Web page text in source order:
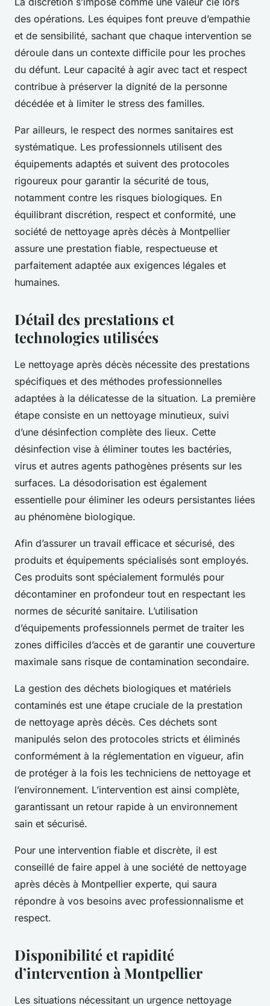
des opérations. Les équipes font preuve d’empathie
et de sensibilité, sachant que chaque intervention se
déroule dans un contexte difficile pour les proches
du défunt. Leur capacité à agir avec tact et respect
contribue à préserver la dignité de la personne
décédée et à limiter le stress des familles.
Par ailleurs, le respect des normes sanitaires est
systématique. Les professionnels utilisent des
équipements adaptés et suivent des protocoles
rigoureux pour garantir la sécurité de tous,
notamment contre les risques biologiques. En
équilibrant discrétion, respect et conformité, une
société de nettoyage après décès à Montpellier
assure une prestation fiable, respectueuse et
parfaitement adaptée aux exigences légales et
humaines.
Détail des prestations et
technologies utilisées
Le nettoyage après décès nécessite des prestations
spécifiques et des méthodes professionnelles
adaptées à la délicatesse de la situation. La première
étape consiste en un nettoyage minutieux, suivi
d’une désinfection complète des lieux. Cette
désinfection vise à éliminer toutes les bactéries,
virus et autres agents pathogènes présents sur les
surfaces. La désodorisation est également
essentielle pour éliminer les odeurs persistantes liées
au phénomène biologique.
Afin d’assurer un travail efficace et sécurisé, des
produits et équipements spécialisés sont employés.
Ces produits sont spécialement formulés pour
décontaminer en profondeur tout en respectant les
normes de sécurité sanitaire. L’utilisation
d’équipements professionnels permet de traiter les
zones difficiles d’accès et de garantir une couverture
maximale sans risque de contamination secondaire.
La gestion des déchets biologiques et matériels
contaminés est une étape cruciale de la prestation
de nettoyage après décès. Ces déchets sont
manipulés selon des protocoles stricts et éliminés
conformément à la réglementation en vigueur, afin
de protéger à la fois les techniciens de nettoyage et
l’environnement. L’intervention est ainsi complète,
garantissant un retour rapide à un environnement
sain et sécurisé.
Pour une intervention fiable et discrète, il est
conseillé de faire appel à une société de nettoyage
après décès à Montpellier experte, qui saura
répondre à vos besoins avec professionnalisme et
respect.
Disponibilité et rapidité
d’intervention à Montpellier
Les situations nécessitant un urgence nettoyage